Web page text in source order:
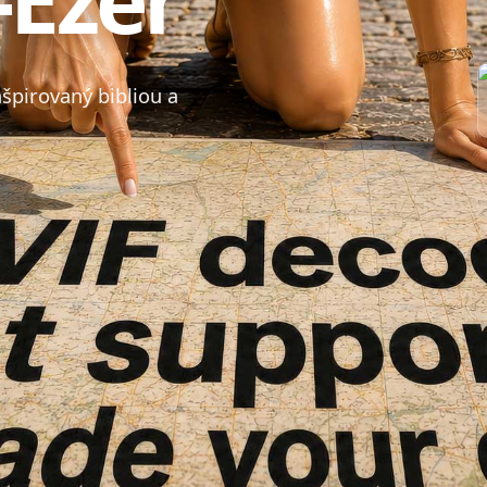
bibliou a